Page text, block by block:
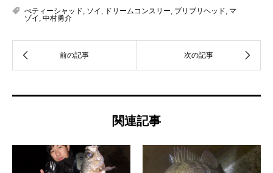
ぺティーシャッド, ソイ , ドリームコンスリー, ブリブリヘッド, マ
ゾイ , 中村勇介
関連記事